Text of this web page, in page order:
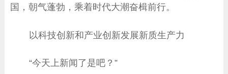
国，朝气蓬勃，乘着时代大潮奋楫前行。
以科技创新和产业创新发展新质生产力
“今天上新闻了是吧？”